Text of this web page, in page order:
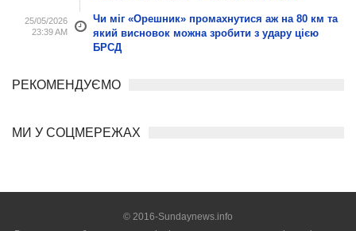
25/05/2026
23:39 AM
Чи міг «Орешник» промахнутися аж на 80 км та
який висновок можна зробити з удару цією
БРСД
РЕКОМЕНДУЄМО
МИ У СОЦМЕРЕЖАХ
© 2016-Sundaynews.info